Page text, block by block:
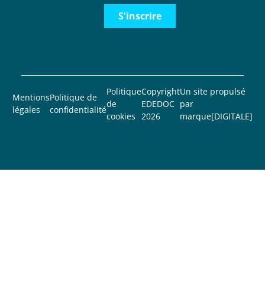
S'inscrire
Mentions
légales
Politique de
confidentialité
Politique
de
cookies
Copyright
EDEDOC
2026
Un site propulsé
par
marque[DIGITALE]